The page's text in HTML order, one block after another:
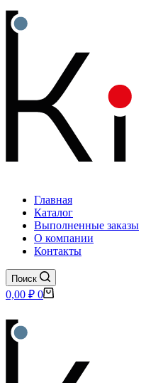
Главная
Каталог
Выполненные заказы
О компании
Контакты
Поиск
Корзина
0,00 ₽ 0